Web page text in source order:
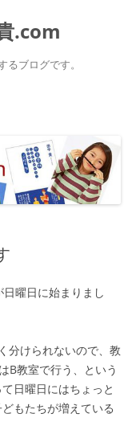
.com
ブログです。
曜日に始まりまし
分けられないので、教
B教室で行う、という
日曜日にはちょっと
もたちが増えている